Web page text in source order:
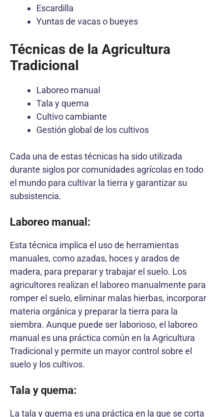
Escardilla
Yuntas de vacas o bueyes
Técnicas de la Agricultura
Tradicional
Laboreo manual
Tala y quema
Cultivo cambiante
Gestión global de los cultivos
Cada una de estas técnicas ha sido utilizada
durante siglos por comunidades agrícolas en todo
el mundo para cultivar la tierra y garantizar su
subsistencia.
Laboreo manual:
Esta técnica implica el uso de herramientas
manuales, como azadas, hoces y arados de
madera, para preparar y trabajar el suelo. Los
agricultores realizan el laboreo manualmente para
romper el suelo, eliminar malas hierbas, incorporar
materia orgánica y preparar la tierra para la
siembra. Aunque puede ser laborioso, el laboreo
manual es una práctica común en la Agricultura
Tradicional y permite un mayor control sobre el
suelo y los cultivos.
Tala y quema:
La tala y quema es una práctica en la que se corta